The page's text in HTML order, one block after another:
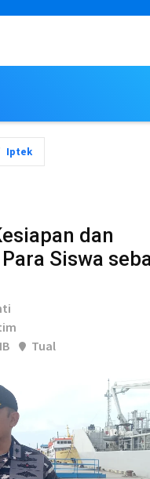
Iptek
dan
Siswa
Tual